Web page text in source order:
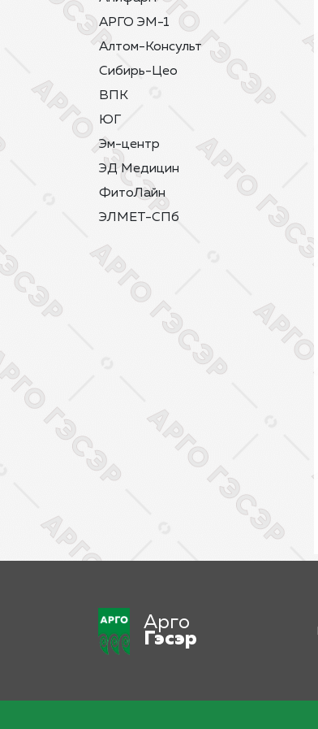
АРГО ЭМ-1
Алтом-Консульт
Сибирь-Цео
ВПК
ЮГ
Эм-центр
ЭД Медицин
ФитоЛайн
ЭЛМЕТ-СПб
Арго
Гэсэр